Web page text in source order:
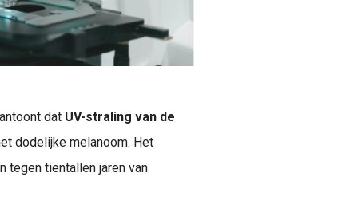
dat UV-straling van de
dodelijke melanoom. Het
tegen tientallen jaren van